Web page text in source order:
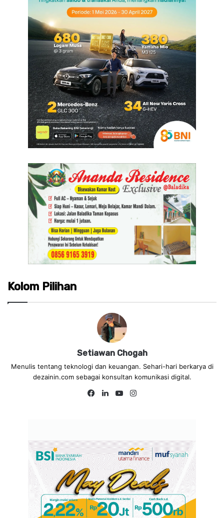
Kolom Pilihan
Setiawan Chogah
Menulis tentang teknologi dan keuangan. Sehari-hari berkarya di
dezainin.com sebagai konsultan komunikasi digital.
Fa
Lin
Yo